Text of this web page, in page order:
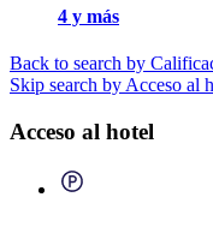
4 y más
Back to search by
Skip search by Acceso al
Acceso al hotel